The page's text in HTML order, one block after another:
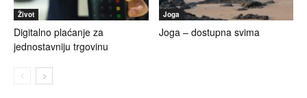
Život
Digitalno plaćanje za
jednostavniju trgovinu
Joga
Joga – dostupna svima